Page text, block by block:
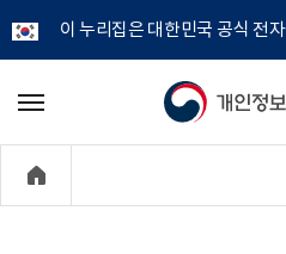
이 누리집은 대한민국 공식 전
개
정
메
기